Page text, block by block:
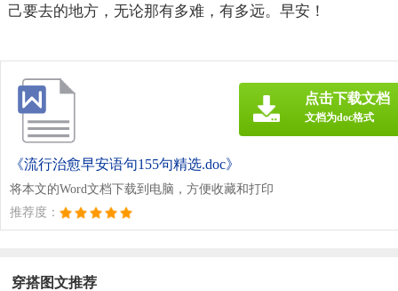
己要去的地方，无论那有多难，有多远。早安！
《流行治愈早安语句155句精选.doc》
将本文的Word文档下载到电脑，方便收藏和打印
推荐度：
点击下载文档
文档为doc格式
穿搭图文推荐